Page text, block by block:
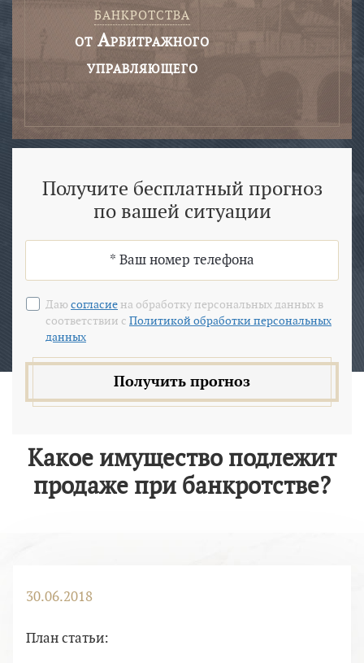
банкротства
от Арбитражного
управляющего
Получите бесплатный прогноз
по вашей ситуации
Даю согласиена обработку персональных данных в
соответствии с Политикой обработки персональных
данных
Получить прогноз
Какое имущество подлежит
продаже при банкротстве?
30.06.2018
План статьи: